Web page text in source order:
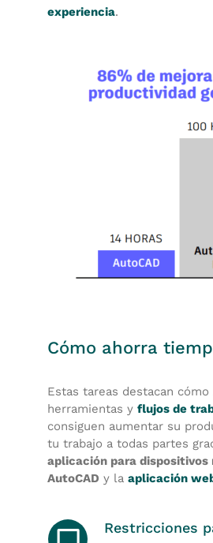
experiencia.
Cómo ahorra
Estas tareas destacan cómo
herramientas y flujos de
consiguen aumentar su
tu trabajo a todas partes
aplicación para dispositivos
AutoCAD y la aplicación
Restricciones